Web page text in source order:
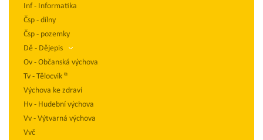
Inf - Informatika
Čsp - dílny
Čsp - pozemky
Dě - Dějepis
Ov - Občanská výchova
Tv - Tělocvik
Výchova ke zdraví
Hv - Hudební výchova
Vv - Výtvarná výchova
Vvč